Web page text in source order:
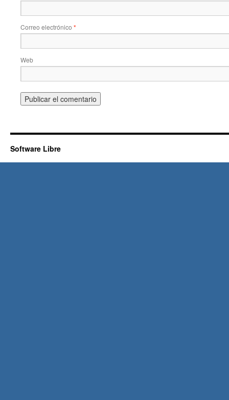
Correo electrónico *
Web
Software Libre